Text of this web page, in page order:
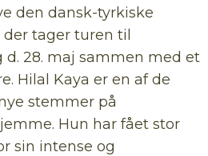
den dansk-tyrkiske
tager turen til
d. 28. maj sammen med et
Hilal Kaya er en af de
stemmer på
Hun har fået stor
sin intense og